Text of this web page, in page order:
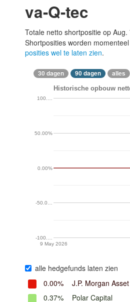
va-Q-tec
Totale netto shortpositie op Aug.
Shortposities worden
posities wel te laten zien.
30 dagen 90 dagen alles
Historische opbouw
9 May 2026
-100.…
-50.0…
0.00%
50.00%
100.…
alle hedgefunds laten zien
0.00%
J.P. Morgan
0.37%
Polar Capital